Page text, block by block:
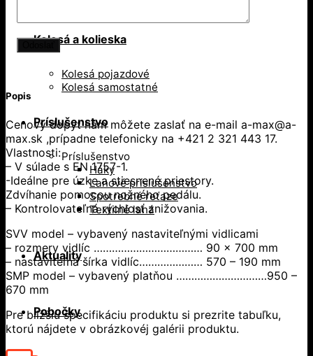
Kolesá a kolieska
Kolesá pojazdové
Kolesá samostatné
Príslušenstvo
Príslušenstvo
Háky
Lanové príslušenstvo
Spotrebné reťaze
Textilné laná
Aktuality
Pobočky
Popis
Cenový dopyt nám môžete zaslať na e-mail a-max@a-
max.sk ,prípadne telefonicky na +421 2 321 443 17.
Vlastnosti:
– V súlade s EN 1757-1.
-Ideálne pre úzke a stiesnené priestory.
Zdvíhanie pomocou nožného pedálu.
– Kontrolovateľná rýchlosť znižovania.
SVV model – vybavený nastaviteľnými vidlicami
– rozmery vidlíc ……………………………… 90 x 700 mm
– nastaviteľná šírka vidlíc………………… 570 – 190 mm
SMP model – vybavený platňou …………………………950 –
670 mm
Pre bližšiu špecifikáciu produktu si prezrite tabuľku,
ktorú nájdete v obrázkovéj galérii produktu.